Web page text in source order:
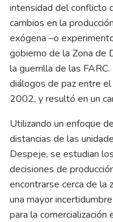
intensidad del conflicto
cambios en la
exógena –o
gobierno de la Zona de
la guerrilla de las
diálogos de paz entre
2002, y resultó en un
Utilizando un enfoque
distancias de las
Despeje, se estudian
decisiones de
encontrarse cerca de la
una mayor
para la comercialización